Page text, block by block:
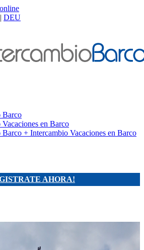
DEU
Barco
en Barco
Barco + Intercambio Vacaciones en Barco
AHORA!